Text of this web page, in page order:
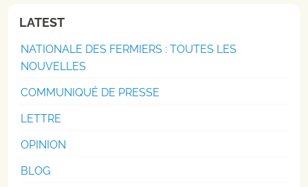
LATEST
NATIONALE DES FERMIERS : TOUTES LES
NOUVELLES
COMMUNIQUÉ DE PRESSE
LETTRE
OPINION
BLOG